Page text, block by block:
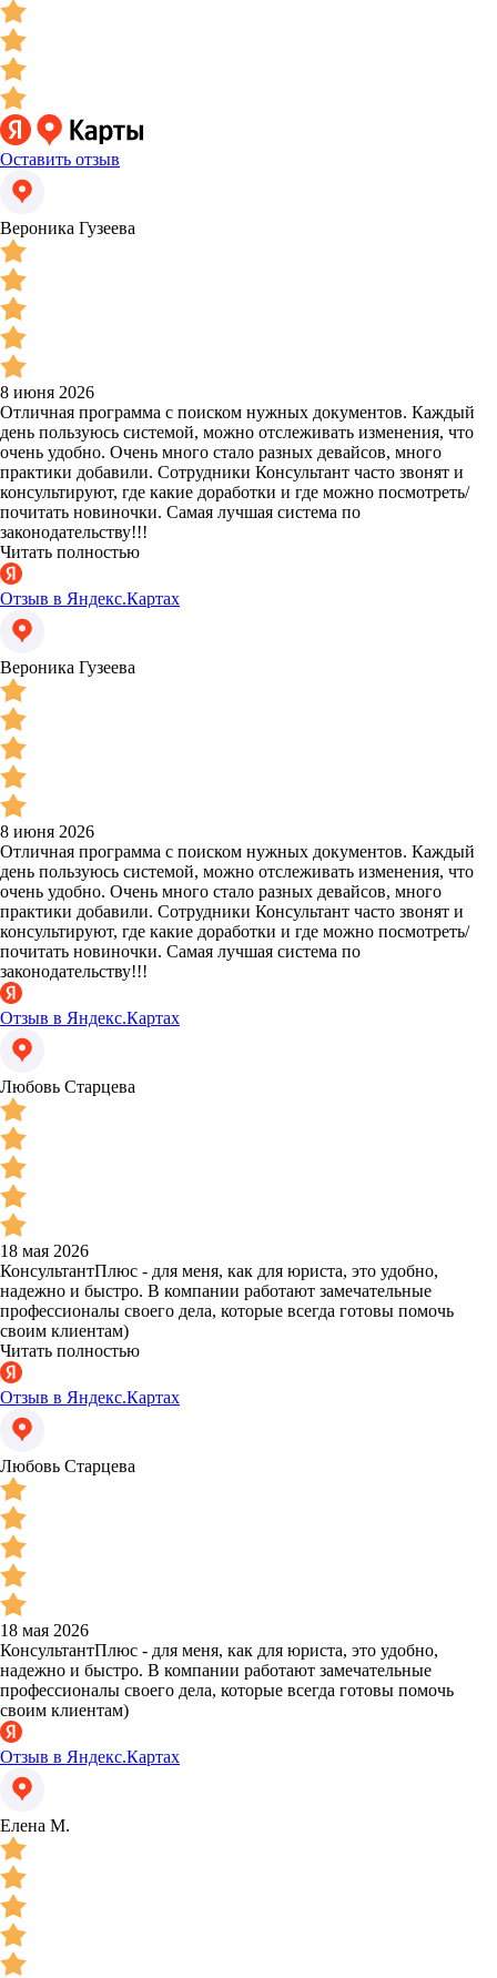
Оставить отзыв
Вероника Гузеева
8 июня 2026
Отличная программа с поиском нужных документов. Каждый
день пользуюсь системой, можно отслеживать изменения, что
очень удобно. Очень много стало разных девайсов, много
практики добавили. Сотрудники Консультант часто звонят и
консультируют, где какие доработки и где можно посмотреть/
почитать новиночки. Самая лучшая система по
законодательству!!!
Читать полностью
Отзыв в Яндекс.Картах
Вероника Гузеева
8 июня 2026
Отличная программа с поиском нужных документов. Каждый
день пользуюсь системой, можно отслеживать изменения, что
очень удобно. Очень много стало разных девайсов, много
практики добавили. Сотрудники Консультант часто звонят и
консультируют, где какие доработки и где можно посмотреть/
почитать новиночки. Самая лучшая система по
законодательству!!!
Отзыв в Яндекс.Картах
Любовь Старцева
18 мая 2026
КонсультантПлюс - для меня, как для юриста, это удобно,
надежно и быстро. В компании работают замечательные
профессионалы своего дела, которые всегда готовы помочь
своим клиентам)
Читать полностью
Отзыв в Яндекс.Картах
Любовь Старцева
18 мая 2026
КонсультантПлюс - для меня, как для юриста, это удобно,
надежно и быстро. В компании работают замечательные
профессионалы своего дела, которые всегда готовы помочь
своим клиентам)
Отзыв в Яндекс.Картах
Елена М.